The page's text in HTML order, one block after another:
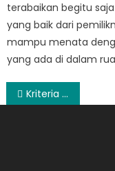
terabaikan begitu
yang baik dari
mampu menata
yang ada di dalam
Post
Kriteria Situs Pencari Kerja Terbaik